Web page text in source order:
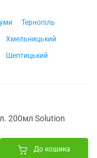
Тернопіль
Хмельницький
Шептицький
200мл Solution
До кошика